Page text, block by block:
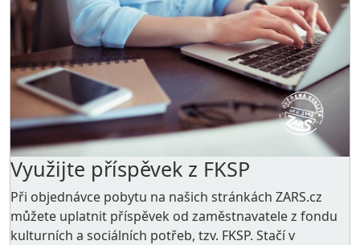
Využijte příspěvek z FKSP
Při objednávce pobytu na našich stránkách ZARS.cz
můžete uplatnit příspěvek od zaměstnavatele z fondu
kulturních a sociálních potřeb, tzv. FKSP. Stačí v